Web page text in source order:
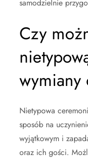
samodzielnie
Czy
wymiany
Nietypowa
sposób na
wyjątkowym i
oraz ich gości.